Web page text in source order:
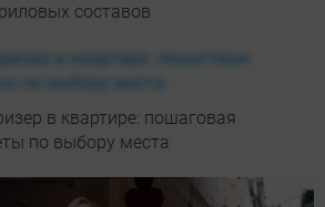
составов
в квартире: пошаговая
по выбору места